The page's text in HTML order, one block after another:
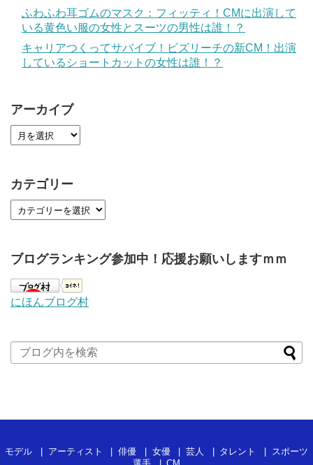
ふわふわ耳ゴムのマスク：フィッティ！CMに出演して
いる黄色い服の女性とスーツの男性は誰！？
キャリアつくってサバイブ！ビズリーチの新CM！出演
しているショートカットの女性は誰！？
アーカイブ
カテゴリー
ブログランキング参加中！応援お願いしますｍｍ
にほんブログ村
モデル アーティスト 俳優 女優 芸人 タレント
スポーツ